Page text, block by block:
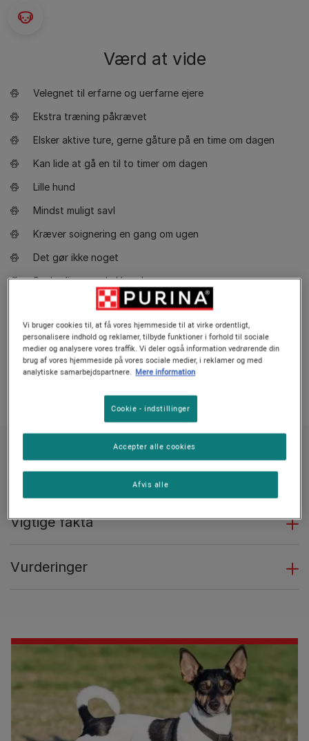
Værd at vide
Velegnet til erfarne og uerfarne ejere
Ekstra træning påkrævet
Elsker aktive ture, gerne gåture på en time om dagen
Kan lide at gå en til to timer om dagen
Lille hund
Mindst muligt savl
Kræver soignering en gang om ugen
Det gør ikke noget
Snaksalig og vokal hund
Vagthund. Gøer og advarer
Trives ikke nødvendigvis med andre hunde
Kan kræve træning at leve sammen med andre kæledyr og
børn
Vigtige fakta
Vurderinger
Vi bruger cookies til, at få vores hjemmeside til at virke ordentligt,
personalisere indhold og reklamer, tilbyde funktioner i forhold til sociale
medier og analysere vores traffik. Vi deler også information vedrørende din
brug af vores hjemmeside på vores sociale medier, i reklamer og med
analytiske samarbejdspartnere. Mere information
Cookie - indstillinger
Afvis alle
Accepter alle cookies